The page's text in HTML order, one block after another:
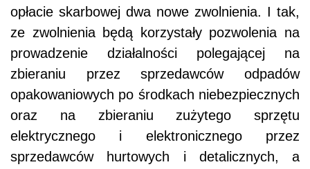
opłacie skarbowej dwa nowe zwolnienia. I tak,
ze zwolnienia będą korzystały pozwolenia na
prowadzenie działalności polegającej na
zbieraniu przez sprzedawców odpadów
opakowaniowych po środkach niebezpiecznych
oraz na zbieraniu zużytego sprzętu
elektrycznego i elektronicznego przez
sprzedawców hurtowych i detalicznych, a